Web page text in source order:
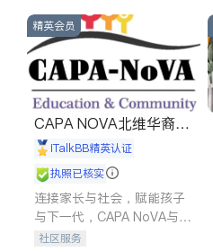
建筑合同、刑事案件全包办
信托/遗嘱
商业
索赔
律师-其它 保释
精英会员
CAPA NOVA北维华裔家
长会iTalkBB精英认证
执照已核实
连接家长与社会，赋能孩子
与下一代，CAPA NoVA与您
携手建设包容、公平、充满
社区服务